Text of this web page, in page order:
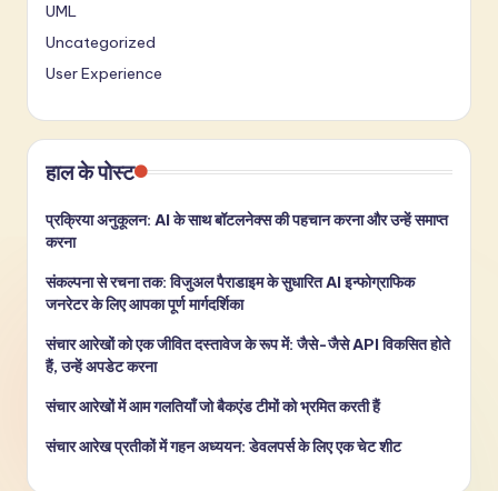
UML
Uncategorized
User Experience
हाल के पोस्ट
प्रक्रिया अनुकूलन: AI के साथ बॉटलनेक्स की पहचान करना और उन्हें समाप्त
करना
संकल्पना से रचना तक: विजुअल पैराडाइम के सुधारित AI इन्फोग्राफिक
जनरेटर के लिए आपका पूर्ण मार्गदर्शिका
संचार आरेखों को एक जीवित दस्तावेज के रूप में: जैसे-जैसे API विकसित होते
हैं, उन्हें अपडेट करना
संचार आरेखों में आम गलतियाँ जो बैकएंड टीमों को भ्रमित करती हैं
संचार आरेख प्रतीकों में गहन अध्ययन: डेवलपर्स के लिए एक चेट शीट